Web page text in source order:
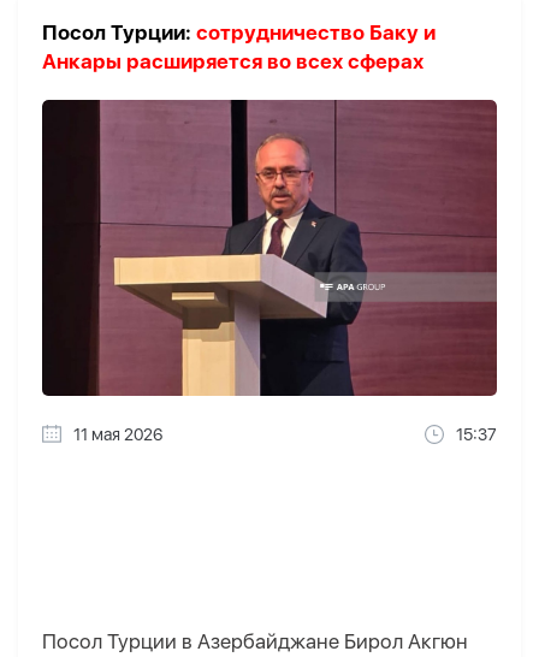
Посол Турции: сотрудничество Баку и
Анкары расширяется во всех сферах
11 мая 2026 15:37
Посол Турции в Азербайджане Бирол Акгюн